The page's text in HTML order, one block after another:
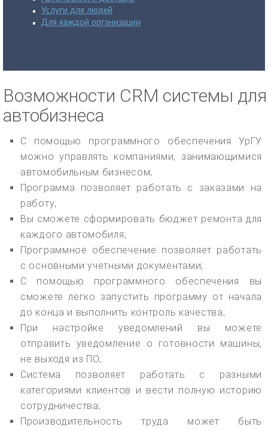
Услуги для людей
Для каждой организации
Возможности CRM системы для
автобизнеса
С помощью программного обеспечения УрГУ
можно управлять компаниями, занимающимися
автомобильным бизнесом;
Программа позволяет работать с заказами на
работу;
Вы сможете сформировать бюджет ремонта для
каждого автомобиля;
Программное обеспечение позволяет работать
с основными учетными документами;
С помощью программного обеспечения вы
сможете легко запустить программу от начала
до конца и выполнить контроль качества;
При настройке уведомлений вы можете
отправить уведомление о готовности машины,
не выходя из ПО;
Система позволяет работать с разными
категориями клиентов и вести полную историю
сотрудничества;
Производительность труда может быть